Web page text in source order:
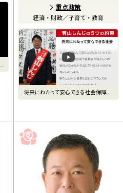
を国政へ。内閣府大臣政務官の
経験で地域を強く。
重点政策
経済・財政／子育て・教育
将来にわたって安心できる社会保障
若山しんじ ５つの約束【#